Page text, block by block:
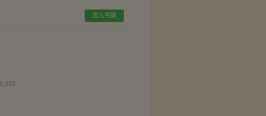
加入书架
5,102